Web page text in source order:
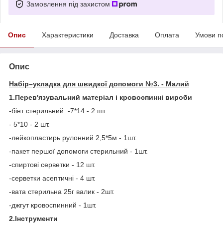
Замовлення під захистом
Опис Характеристики Доставка Оплата Умови
Опис
Набір–укладка для швидкої допомоги №3. - Малий
1.Перев'язувальний матеріал і кровоспинні вироби
-бінт стерильний: -7*14 - 2 шт.
- 5*10 - 2 шт.
-лейкопластирь рулонний 2,5*5м - 1шт.
-пакет першої допомоги стерильний - 1шт.
-спиртові серветки - 12 шт.
-серветки асептичні - 4 шт.
-вата стерильна 25г валик - 2шт.
-джгут кровоспинний - 1шт.
2.Інструменти